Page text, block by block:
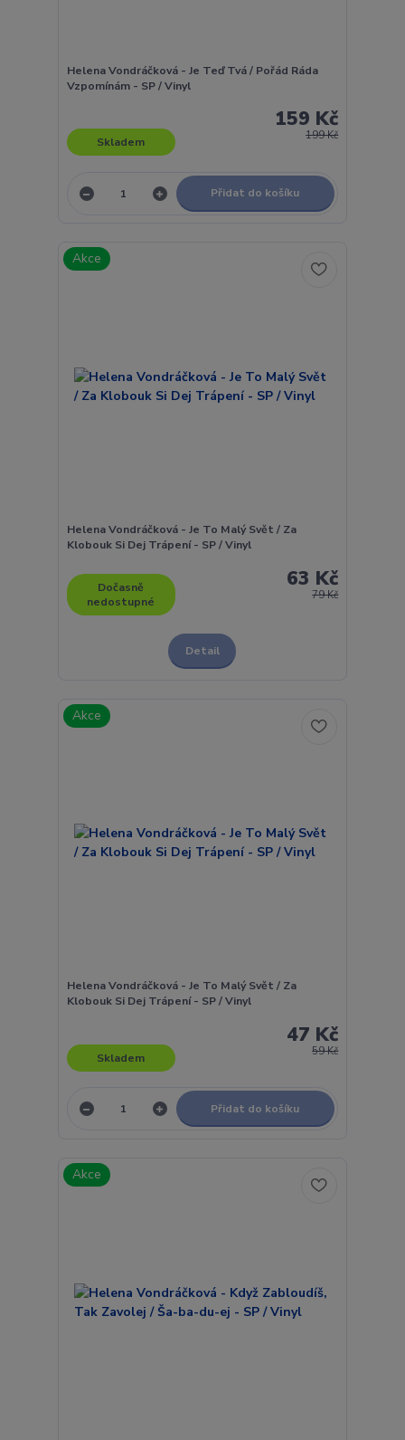
Helena Vondráčková - Je Teď Tvá / Pořád Ráda
Vzpomínám - SP / Vinyl
199 Kč
159 Kč
Skladem
Přidat do košíku
Akce
Helena Vondráčková - Je To Malý Svět / Za
Klobouk Si Dej Trápení - SP / Vinyl
79 Kč
63 Kč
Dočasně
nedostupné
Detail
Akce
Helena Vondráčková - Je To Malý Svět / Za
Klobouk Si Dej Trápení - SP / Vinyl
59 Kč
47 Kč
Skladem
Přidat do košíku
Akce